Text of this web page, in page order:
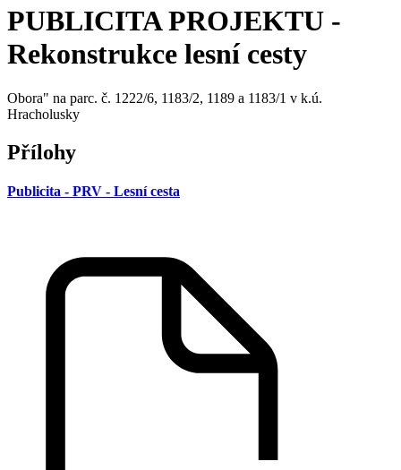
PUBLICITA PROJEKTU -
Rekonstrukce lesní cesty
Obora" na parc. č. 1222/6, 1183/2, 1189 a 1183/1 v k.ú.
Hracholusky
Přílohy
Publicita - PRV - Lesní cesta